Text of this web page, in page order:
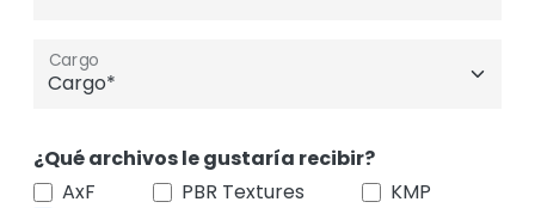
Cargo
¿Qué archivos le gustaría recibir?
AxF
PBR Textures
KMP